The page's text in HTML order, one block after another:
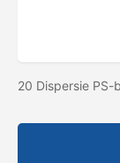
20 Dispersie PS-